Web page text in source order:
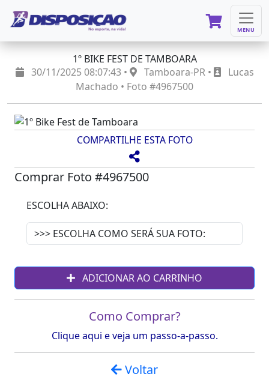
MENU
1º BIKE FEST DE TAMBOARA
30/11/2025 08:07:43 •
Tamboara-PR •
Lucas
Machado • Foto #4967500
COMPARTILHE ESTA FOTO
Comprar Foto #4967500
ESCOLHA ABAIXO:
ADICIONAR AO CARRINHO
Como Comprar?
Clique aqui e veja um passo-a-passo.
Voltar